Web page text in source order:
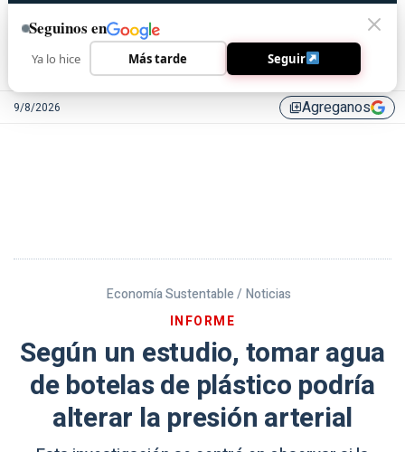
9/8/2026 library_addAgreganos
Economía Sustentable / Noticias
INFORME
Según un estudio, tomar agua
de botelas de plástico podría
alterar la presión arterial
Seguinos en
Ya lo hice Más tarde Seguir